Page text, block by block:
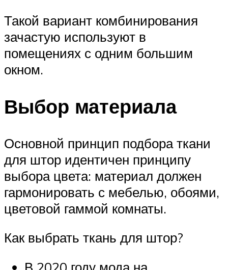
Такой вариант комбинирования
зачастую используют в
помещениях с одним большим
окном.
Выбор материала
Основной принцип подбора ткани
для штор идентичен принципу
выбора цвета: материал должен
гармонировать с мебелью, обоями,
цветовой гаммой комнаты.
Как выбрать ткань для штор?